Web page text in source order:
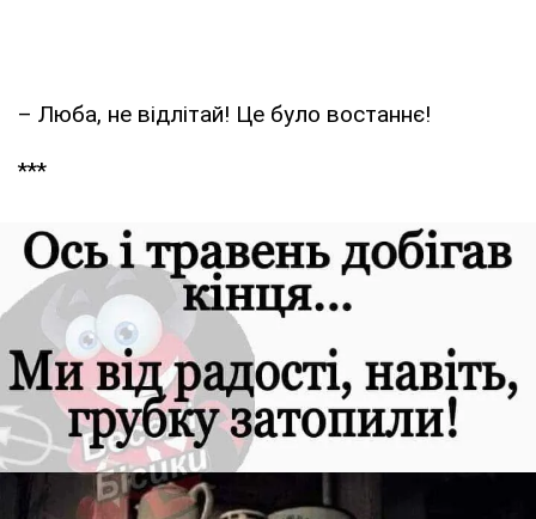
– Люба, не відлітай! Це було востаннє!
***